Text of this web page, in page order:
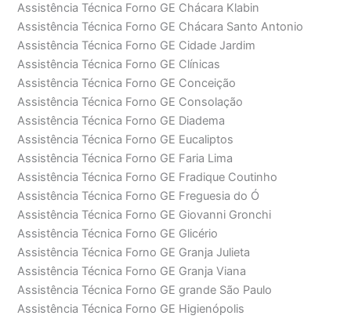
Assistência Técnica Forno GE Chácara Klabin
Assistência Técnica Forno GE Chácara Santo Antonio
Assistência Técnica Forno GE Cidade Jardim
Assistência Técnica Forno GE Clínicas
Assistência Técnica Forno GE Conceição
Assistência Técnica Forno GE Consolação
Assistência Técnica Forno GE Diadema
Assistência Técnica Forno GE Eucaliptos
Assistência Técnica Forno GE Faria Lima
Assistência Técnica Forno GE Fradique Coutinho
Assistência Técnica Forno GE Freguesia do Ó
Assistência Técnica Forno GE Giovanni Gronchi
Assistência Técnica Forno GE Glicério
Assistência Técnica Forno GE Granja Julieta
Assistência Técnica Forno GE Granja Viana
Assistência Técnica Forno GE grande São Paulo
Assistência Técnica Forno GE Higienópolis